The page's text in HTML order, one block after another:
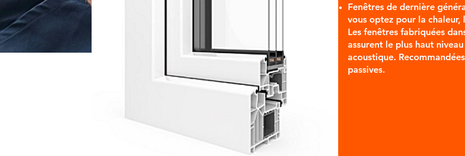
Fenêtres de dernière
vous optez pour la
Les fenêtres fabriquées
assurent le plus haut
acoustique.
passives.